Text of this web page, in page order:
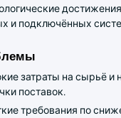
и подключённых
затраты на сырьё и
поставок.
требования по